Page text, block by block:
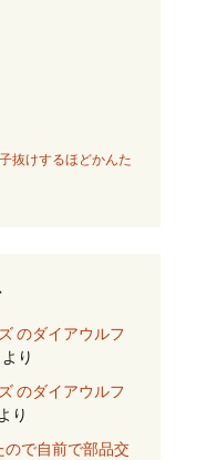
抜けするほどかんた
のダイアウルフ
より
のダイアウルフ
より
で自前で部品交